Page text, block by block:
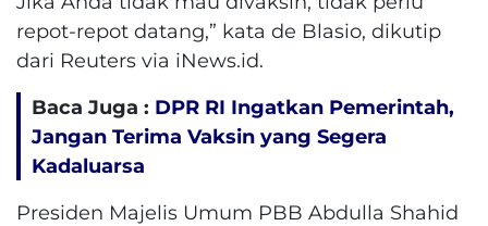
repot-repot datang,” kata de Blasio, dikutip
dari Reuters via iNews.id.
Baca Juga : DPR RI Ingatkan Pemerintah,
Jangan Terima Vaksin yang Segera
Kadaluarsa
Presiden Majelis Umum PBB Abdulla Shahid